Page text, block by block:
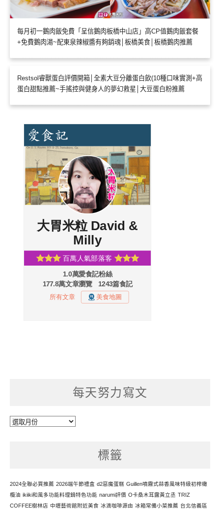
每月初一鵝肉飯免費「呈信鵝肉板橋中山店」高CP值鵝肉飯套餐
+免費鵝肉湯~配東泉辣椒醬有夠銷魂│板橋美食│板橋鵝肉推薦
Restsol睿獸蛋白評價開箱│全素大豆分離蛋白飲(10種口味實測+高
蛋白甜點推薦~手搖控與健身人的夢幻救星│大豆蛋白粉推薦
每天努力寫文
每
標籤
2024全聯必買推薦 2026端午節禮盒 d2惡魔蛋糕 Guillen噴霧式蒜香風味特級初榨橄
欖油 ikiiki和風多功能料理鍋特色功能 narumi評價 O卡桑木耳露黃立丞 TRIZ
COFFEE樹林店 中壢藝術館附近美食 冰滴咖啡源由 冰箱常備小菜推薦 台北信義區